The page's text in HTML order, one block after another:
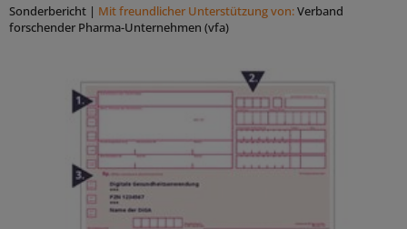
Sonderbericht | Mit freundlicher Unterstützung von:Verband
forschender Pharma-Unternehmen (vfa)